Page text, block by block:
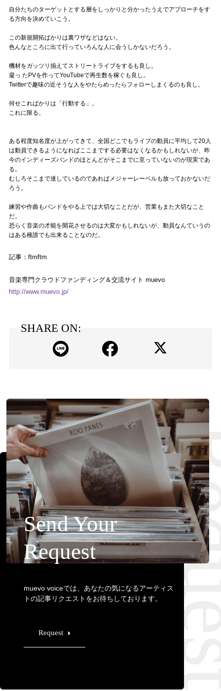
自分たちのターゲットとする層をしっかりと分かったうえでアプローチをす
る方向を決めていこう。
この新規開拓ばかりは裏ワザなどはない。
色んなところに出て行っていろんな人に会うしかないだろう。
機材をガッツリ揃えてストリートライブをするも良し。
凝っ たPVを作ってYouTubeで再生数を稼ぐも良し。
Twitterで趣味の近そうな人をやたらめったらフォローしまくるのも良し。
何せこればかりは「行動する」。
これに限る。
ある程度知名度が上がってきて、全国どこでもライブの動員に平均して20人
は動員できるようになればここまでする必要はなくなるかもしれないが、昨
今のインディーズバンドのほとんどがそこまでに至っていないのが現実であ
る。
むしろそこまで達しているのであればメジャーレーベルも放っておかないだ
ろう。
練習や作曲もバンドをやる上では大切なことだが、営業もまた大切なこと
だ。
恐らく音楽の才能を開花させるのは大変かもしれないが、動員なんていうの
はある種誰でも出来ることなのだ。
記事：ftmftm
音楽専門クラウドファンディング＆交流サイト muevo
http://www.muevo.jp/
SHARE ON:
Send Your
Request
muevo voiceでは、あなたの気になるアーティス
トの記事リクエストをお待ちしております。
Request